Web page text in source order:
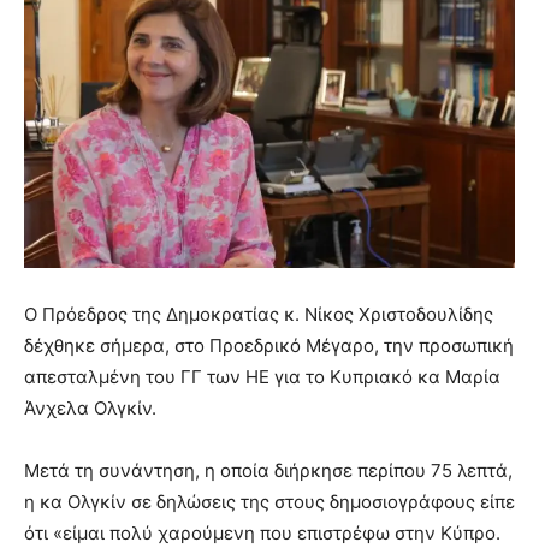
Ο Πρόεδρος της Δημοκρατίας κ. Νίκος Χριστοδουλίδης
δέχθηκε σήμερα, στο Προεδρικό Μέγαρο, την προσωπική
απεσταλμένη του ΓΓ των ΗΕ για το Κυπριακό κα Μαρία
Άνχελα Ολγκίν.
Μετά τη συνάντηση, η οποία διήρκησε περίπου 75 λεπτά,
η κα Ολγκίν σε δηλώσεις της στους δημοσιογράφους είπε
ότι «είμαι πολύ χαρούμενη που επιστρέφω στην Κύπρο.